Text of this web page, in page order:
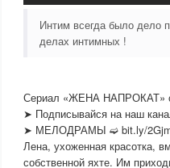
Интим всегда было дело
делах интимных !
Сериал «ЖЕНА НАПРОКАТ»
➤ Подписывайся на наш
➤ МЕЛОДРАМЫ ➫ bit.ly/
Лена, ухоженная красотка,
собственной яхте. Им